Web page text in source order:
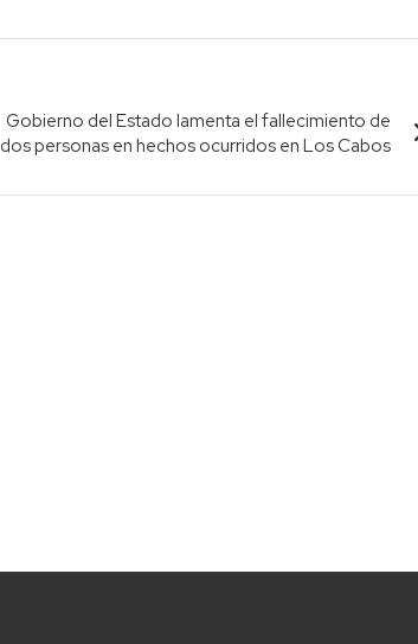
Gobierno del Estado lamenta el fallecimiento de
dos personas en hechos ocurridos en Los Cabos